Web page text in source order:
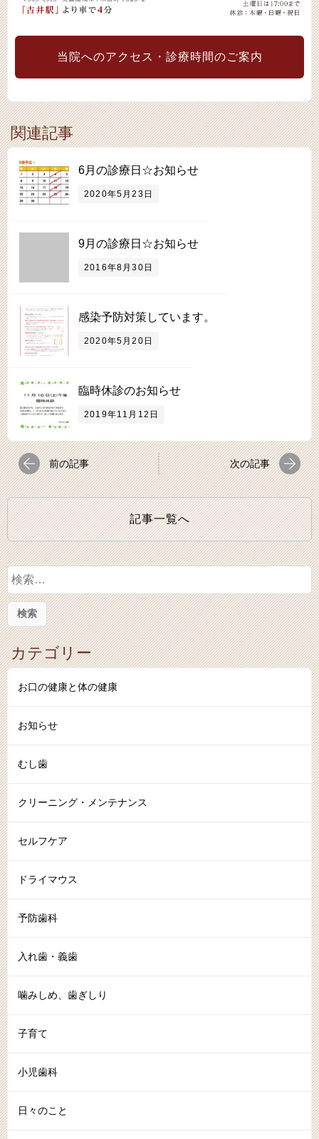
当院へのアクセス・診療時間のご案内
関連記事
6月の診療日☆お知らせ
2020年5月23日
9月の診療日☆お知らせ
2016年8月30日
感染予防対策しています。
2020年5月20日
臨時休診のお知らせ
2019年11月12日
前の記事 次の記事
記事一覧へ
検
索
:
カテゴリー
お口の健康と体の健康
お知らせ
むし歯
クリーニング・メンテナンス
セルフケア
ドライマウス
予防歯科
入れ歯・義歯
噛みしめ、歯ぎしり
子育て
小児歯科
日々のこと